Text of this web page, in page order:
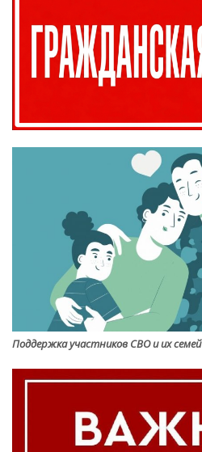
Поддержка участников СВО и их семей